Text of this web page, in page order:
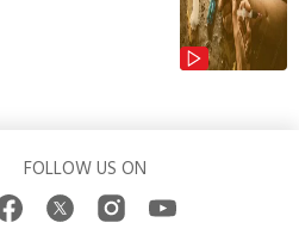
FOLLOW US ON